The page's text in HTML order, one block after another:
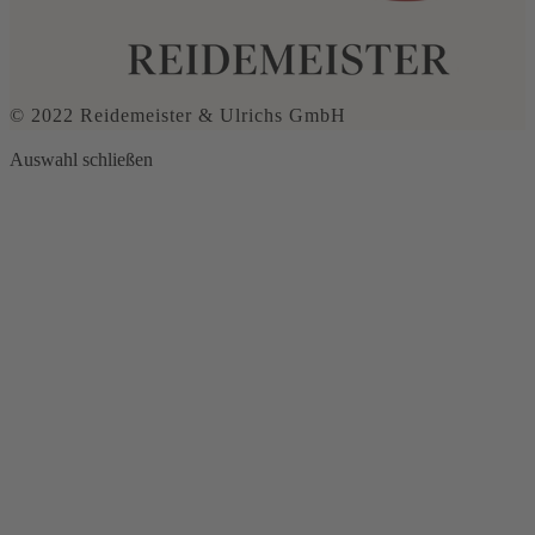
© 2022 Reidemeister & Ulrichs GmbH
Auswahl schließen